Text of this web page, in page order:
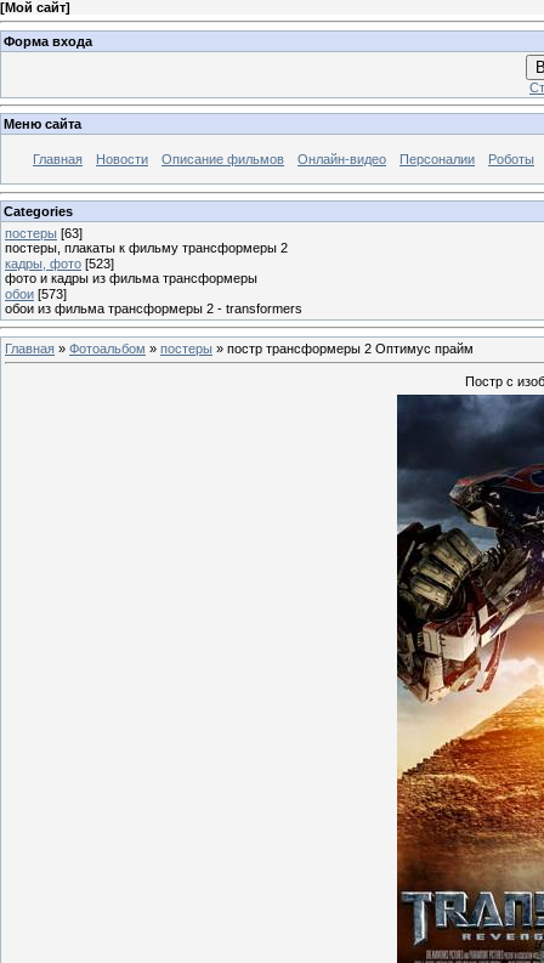
[Мой сайт]
Форма входа
Меню сайта
Главная Новости Описание фильмов Онлайн-видео Персоналии Роботы
Categories
постеры [63]
постеры, плакаты к фильму трансформеры 2
кадры, фото [523]
фото и кадры из фильма трансформеры
обои [573]
обои из фильма трансформеры 2 - transformers
Главная » Фотоальбом » постеры » постр трансформеры 2 Оптимус прайм
Постр с